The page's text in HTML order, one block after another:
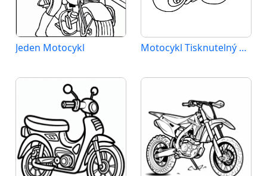
Jeden Motocykl Motocykl Tisknutelný pro Děti